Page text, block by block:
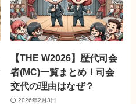
【THE W2026】歴代司会
者(MC)一覧まとめ！司会
交代の理由はなぜ？
2026年2月3日